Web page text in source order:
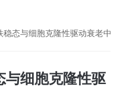
隆性驱动衰老中癌症相关的肠道DNA甲基化漂变
细胞克隆性驱